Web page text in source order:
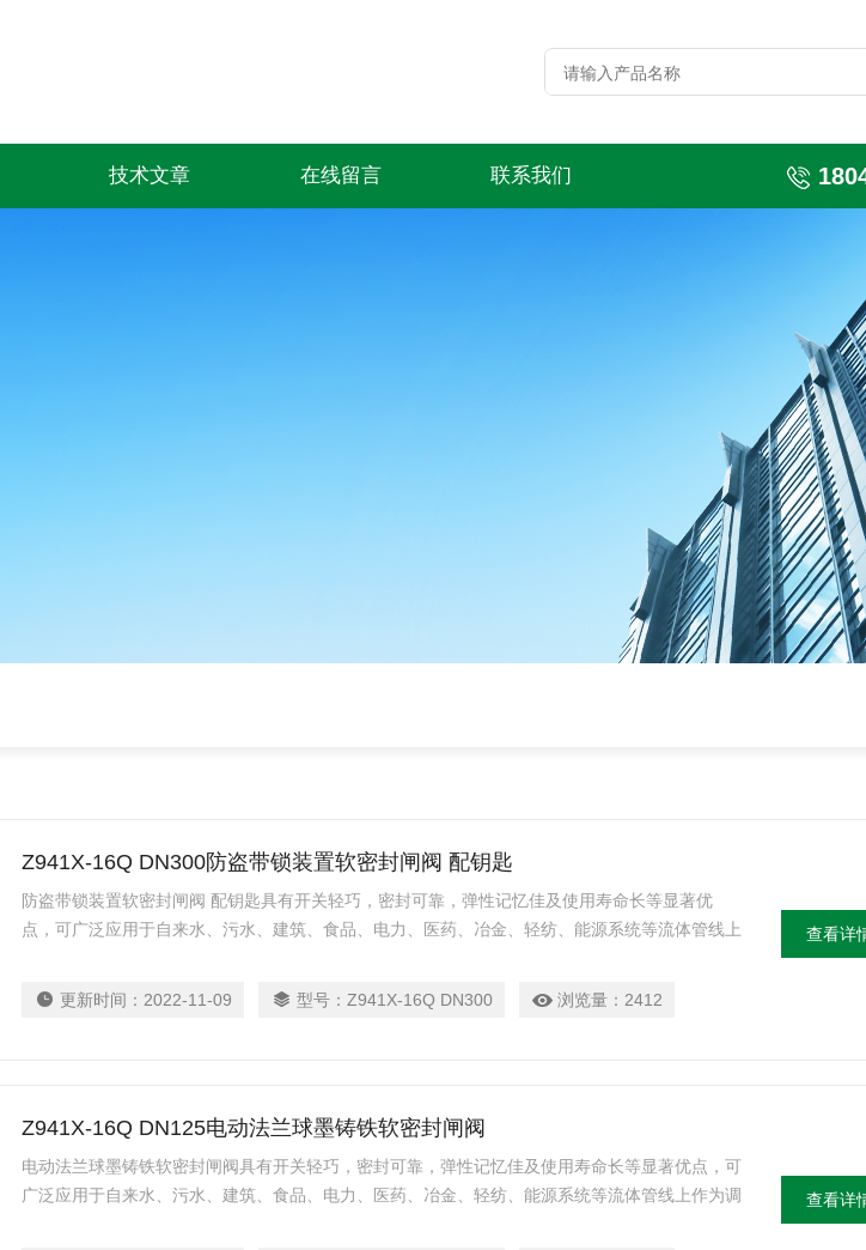
技术文章 在线留言 联系我们
Z941X-16Q DN300防盗带锁装置软密封闸阀 配钥匙
防盗带锁装置软密封闸阀 配钥匙具有开关轻巧，密封可靠，弹性记忆佳及使用寿命长等显著优
点，可广泛应用于自来水、污水、建筑、食品、电力、医药、冶金、轻纺、能源系统等流体管线上
更新时间： 2022-11-09 型号： Z941X-16Q DN300 浏览量： 2412
查看详
Z941X-16Q DN125电动法兰球墨铸铁软密封闸阀
电动法兰球墨铸铁软密封闸阀具有开关轻巧，密封可靠，弹性记忆佳及使用寿命长等显著优点，可
广泛应用于自来水、污水、建筑、食品、电力、医药、冶金、轻纺、能源系统等流体管线上作为调
查看详